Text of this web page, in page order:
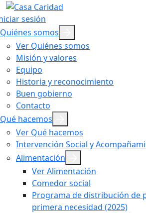
sesión
Quiénes somos
Ver Quiénes somos
Misión y valores
Equipo
Historia y reconocimiento
Buen gobierno
Contacto
Qué hacemos
Ver Qué hacemos
Intervención Social y
Alimentación
Ver Alimentación
Comedor social
Programa de distribución de
primera necesidad (2025)